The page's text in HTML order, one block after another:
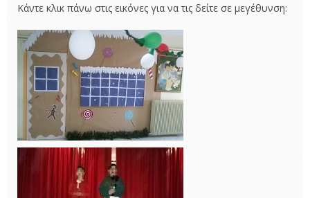
Κάντε κλικ πάνω στις εικόνες για να τις δείτε σε μεγέθυνση: